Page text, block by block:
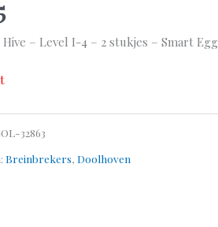
Hive – Level I-4 – 2 stukjes – Smart Egg
32863
Breinbrekers, Doolhoven